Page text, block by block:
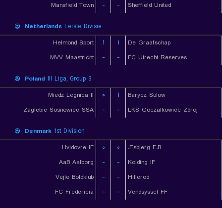
Mansfield Town
- - Sheffield United
Netherlands Eerste Divisie
Helmond Sport
۱ ۱
De Graafschap
MVV Maastricht
- - FC Utrecht Reserves
Poland III Liga, Group 3
Miedz Legnica ll
۰ ۱
Barycz Sulow
Zaglebie Sosnowiec SSA
- - LKS Goczalkowice Zdroj
Denmark 1st Division
Hvidovre IF
۰ ۰
Esbjerg F.B.
AaB Aalborg
- -
Kolding IF
Vejle Boldklub
- -
Hillerod
FC Fredericia
- - Vendsyssel FF